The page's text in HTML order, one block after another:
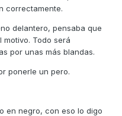
correctamente.
delantero, pensaba que
Todo será
por unas más blandas.
ponerle un pero.
en negro, con eso lo digo